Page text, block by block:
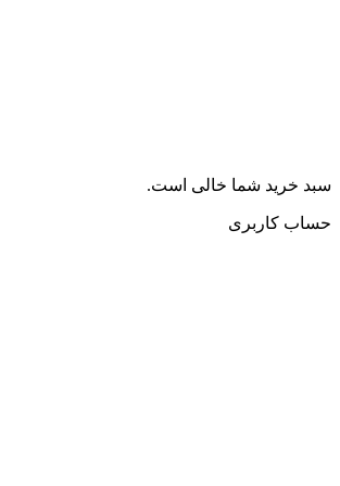
سبد خرید شما خالی است.
حساب کاربری